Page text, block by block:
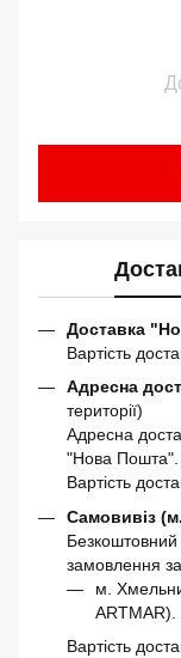
Доставка
Вартість
Адресна
території)
Адресна
"Нова Пошта".
Вартість
Самовивіз
Безкоштовний
замовлення
м.
ARTMAR).
Вартість